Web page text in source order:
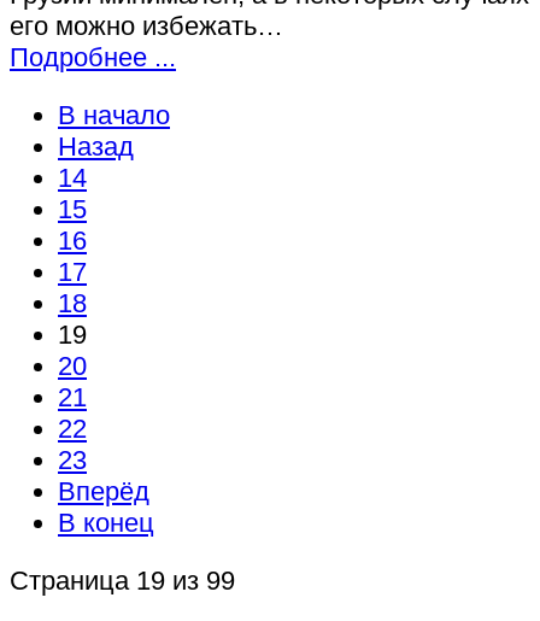
его можно избежать…
Подробнее ...
В начало
Назад
14
15
16
17
18
19
20
21
22
23
Вперёд
В конец
Страница 19 из 99